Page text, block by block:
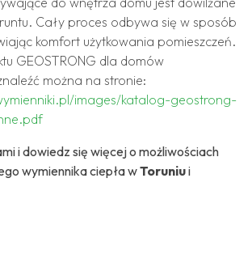
Cały proces odbywa się w sposób
komfort użytkowania pomieszczeń.
GEOSTRONG dla domów
można na stronie:
images/katalog-geostrong-
i dowiedz się więcej o możliwościach
wymiennika ciepła wToruniui